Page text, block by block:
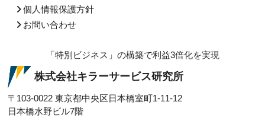
個人情報保護方針
お問い合わせ
「特別ビジネス」の構築で利益3倍化を実現
株式会社キラーサービス研究所
〒103-0022 東京都中央区日本橋室町1-11-12
日本橋水野ビル7階